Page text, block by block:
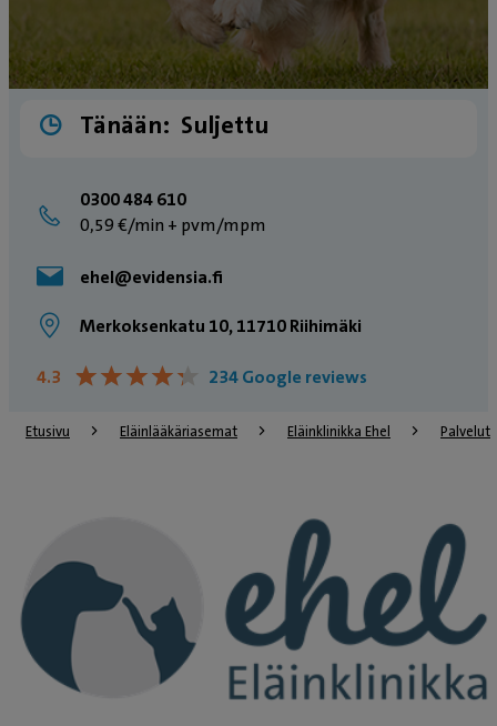
Tänään: Suljettu
0300 484 610
0,59 €/min + pvm/mpm
ehel@evidensia.fi
Merkoksenkatu 10, 11710 Riihimäki
4.3 ★★★★★
★★★★★ 234 Google reviews
Etusivu Eläinlääkäriasemat Eläinklinikka Ehel Palvelut